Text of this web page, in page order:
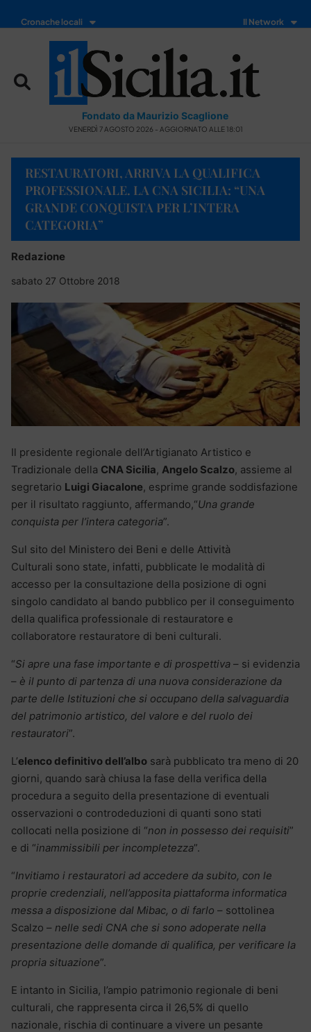
Cronache locali Il Network
Fondato da Maurizio Scaglione
VENERDÌ 7 AGOSTO 2026 - AGGIORNATO ALLE 18:01
RESTAURATORI, ARRIVA LA QUALIFICA
PROFESSIONALE. LA CNA SICILIA: “UNA
GRANDE CONQUISTA PER L’INTERA
CATEGORIA”
Redazione
sabato 27 Ottobre 2018
Il presidente regionale dell’Artigianato Artistico e
Tradizionale della CNA Sicilia, Angelo Scalzo, assieme al
segretario Luigi Giacalone, esprime grande soddisfazione
per il risultato raggiunto, affermando,“Una grande
conquista per l’intera categoria”.
Sul sito del Ministero dei Beni e delle Attività
Culturali sono state, infatti, pubblicate le modalità di
accesso per la consultazione della posizione di ogni
singolo candidato al bando pubblico per il conseguimento
della qualifica professionale di restauratore e
collaboratore restauratore di beni culturali.
“Si apre una fase importante e di prospettiva – si evidenzia
– è il punto di partenza di una nuova considerazione da
parte delle Istituzioni che si occupano della salvaguardia
del patrimonio artistico, del valore e del ruolo dei
restauratori”.
L’elenco definitivo dell’albo sarà pubblicato tra meno di 20
giorni, quando sarà chiusa la fase della verifica della
procedura a seguito della presentazione di eventuali
osservazioni o controdeduzioni di quanti sono stati
collocati nella posizione di “non in possesso dei requisiti”
e di “inammissibili per incompletezza”.
“Invitiamo i restauratori ad accedere da subito, con le
proprie credenziali, nell’apposita piattaforma informatica
messa a disposizione dal Mibac, o di farlo – sottolinea
Scalzo – nelle sedi CNA che si sono adoperate nella
presentazione delle domande di qualifica, per verificare la
propria situazione”.
E intanto in Sicilia, l’ampio patrimonio regionale di beni
culturali, che rappresenta circa il 26,5% di quello
nazionale, rischia di continuare a vivere un pesante